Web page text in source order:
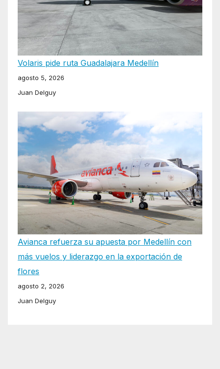
Volaris pide ruta Guadalajara Medellín
agosto 5, 2026
Juan Delguy
Avianca refuerza su apuesta por Medellín con
más vuelos y liderazgo en la exportación de
flores
agosto 2, 2026
Juan Delguy